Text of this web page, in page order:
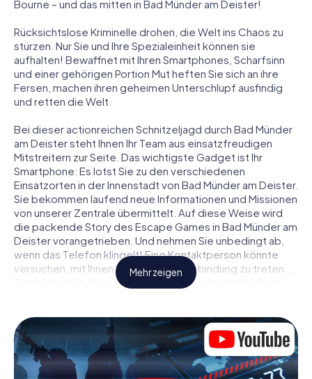
Bourne – und das mitten in Bad Münder am Deister!
Rücksichtslose Kriminelle drohen, die Welt ins Chaos zu
stürzen. Nur Sie und Ihre Spezialeinheit können sie
aufhalten! Bewaffnet mit Ihren Smartphones, Scharfsinn
und einer gehörigen Portion Mut heften Sie sich an ihre
Fersen, machen ihren geheimen Unterschlupf ausfindig
und retten die Welt.
Bei dieser actionreichen Schnitzeljagd durch Bad Münder
am Deister steht Ihnen Ihr Team aus einsatzfreudigen
Mitstreitern zur Seite. Das wichtigste Gadget ist Ihr
Smartphone: Es lotst Sie zu den verschiedenen
Einsatzorten in der Innenstadt von Bad Münder am Deister.
Sie bekommen laufend neue Informationen und Missionen
von unserer Zentrale übermittelt. Auf diese Weise wird
die packende Story des Escape Games in Bad Münder am
Deister vorangetrieben. Und nehmen Sie unbedingt ab,
wenn das Telefon klingelt! Eine Kontaktperson könnte
versuchen, mit Ihnen konspirativ in Verbindung zu treten …
Doch Vorsicht: So mancher Informant entpuppt sich als
ziehen Sie die richtigen Schlüsse und vor allem: Vertrauen
Sie niemandem!
Anders als in einem klassischen Escape Room in Bad
Mehr zeigen